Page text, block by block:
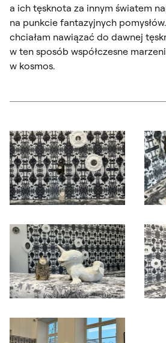
a ich tęsknota za innym światem
na punkcie fantazyjnych
chciałam nawiązać do dawnej
w ten sposób współczesne
w kosmos.